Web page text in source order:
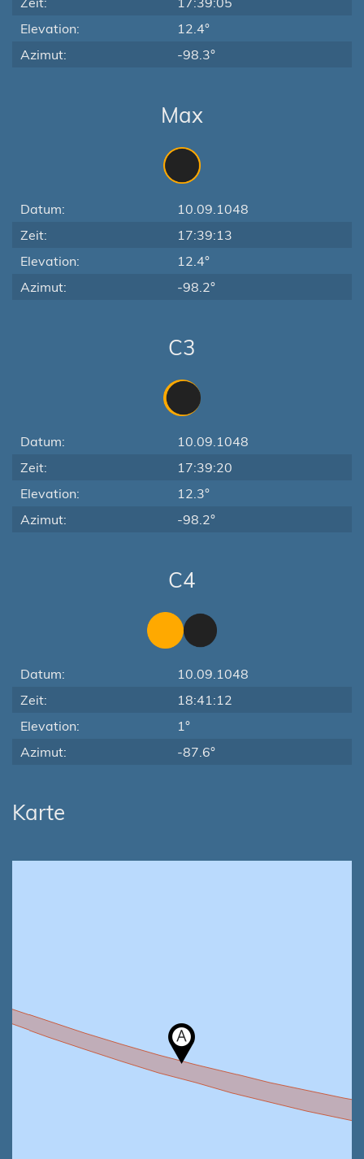
Elevation:
12.4°
Azimut:
-98.3°
Max
Datum:
10.09.1048
Zeit:
17:39:13
Elevation:
12.4°
Azimut:
-98.2°
C3
Datum:
10.09.1048
Zeit:
17:39:20
Elevation:
12.3°
Azimut:
-98.2°
C4
Datum:
10.09.1048
Zeit:
18:41:12
Elevation:
1°
Azimut:
-87.6°
Karte